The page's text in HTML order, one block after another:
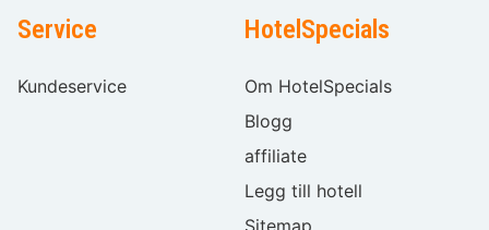
Service
Kundeservice
HotelSpecials
Om HotelSpecials
Blogg
affiliate
Legg till hotell